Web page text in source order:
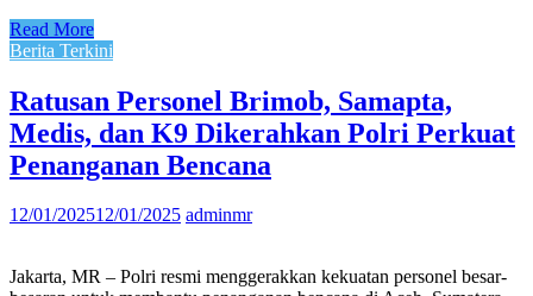
Read More
Berita Terkini
Ratusan Personel Brimob, Samapta,
Medis, dan K9 Dikerahkan Polri Perkuat
Penanganan Bencana
12/01/202512/01/2025 adminmr
Jakarta, MR – Polri resmi menggerakkan kekuatan personel besar-